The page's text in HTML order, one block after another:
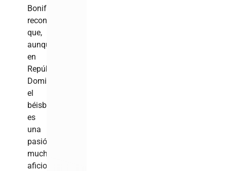
Bonifacio
reconoció
que,
aunque
en
República
Dominicana
el
béisbol
es
una
pasión,
muchos
aficionados